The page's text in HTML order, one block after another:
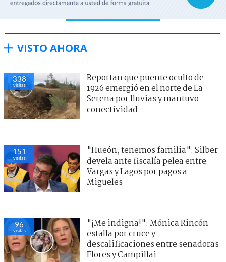
VISTO AHORA
338
visitas
Reportan que puente oculto de
1926 emergió en el norte de La
Serena por lluvias y mantuvo
conectividad
151
visitas
"Hueón, tenemos familia": Silber
devela ante fiscalía pelea entre
Vargas y Lagos por pagos a
Migueles
96
visitas
"¡Me indigna!": Mónica Rincón
estalla por cruce y
descalificaciones entre senadoras
Flores y Campillai